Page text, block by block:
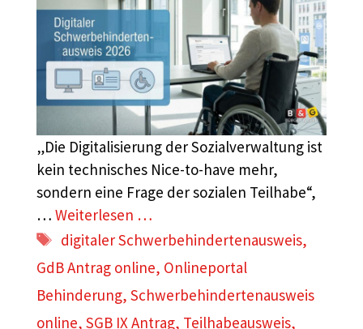
„Die Digitalisierung der Sozialverwaltung ist
kein technisches Nice-to-have mehr,
sondern eine Frage der sozialen Teilhabe“,
… Weiterlesen …
Schlagwörter
digitaler Schwerbehindertenausweis,
GdB Antrag online, Onlineportal
Behinderung, Schwerbehindertenausweis
online, SGB IX Antrag, Teilhabeausweis,